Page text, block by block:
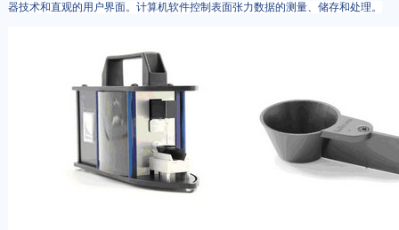
器技术和直观的用户界面。计算机软件控制表面张力数据的测量、储存和处理。